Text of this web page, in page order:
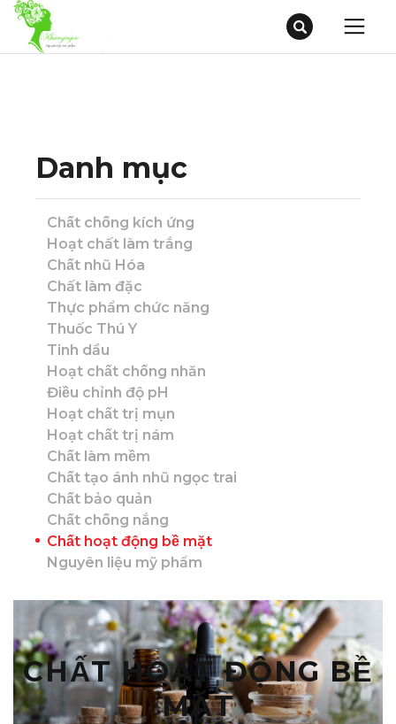
Danh mục
Chất chống kích ứng
Hoạt chất làm trắng
Chất nhũ Hóa
Chất làm đặc
Thực phẩm chức năng
Thuốc Thú Y
Tinh dầu
Hoạt chất chống nhăn
Điều chỉnh độ pH
Hoạt chất trị mụn
Hoạt chất trị nám
Chất làm mềm
Chất tạo ánh nhũ ngọc trai
Chất bảo quản
Chất chống nắng
Chất hoạt động bề mặt
Nguyên liệu mỹ phẩm
CHẤT HOẠT ĐỘNG BỀ
MẶT